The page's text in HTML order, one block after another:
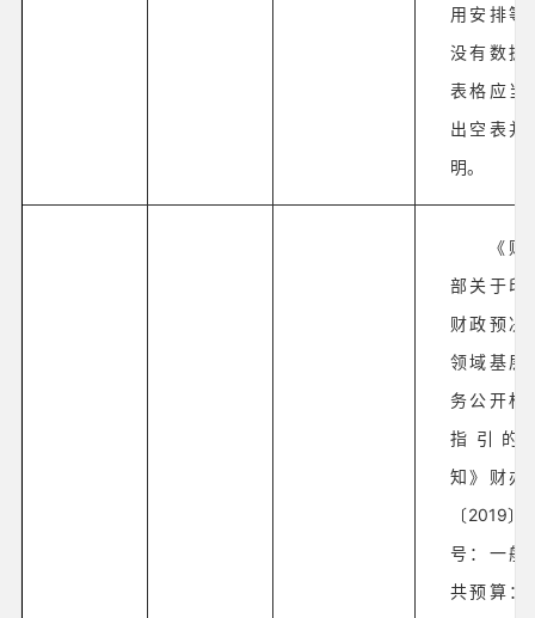
用安排等
没有数据
表格应当
出空表并
明。
《财
部关于印
财政预决
领域基层
务公开标
指引的
知》财办
〔2019〕
号：一般
共预算：